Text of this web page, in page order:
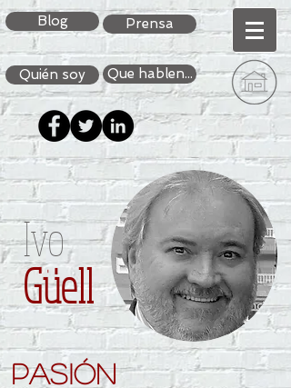
Blog Prensa
Quién soy Que hablen...
Ivo
Güell
pasión